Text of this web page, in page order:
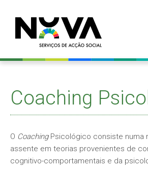
Coaching
O CoachingPsicológico consiste numa
assente em teorias provenientes de
cognitivo-comportamentais e da